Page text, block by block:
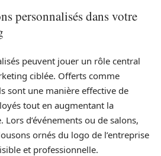
personnalisés dans votre
peuvent jouer un rôle central
ciblée. Offerts comme
sont une manière effective de
tout en augmentant la
d’événements ou de salons,
ornés du logo de l’entreprise
et professionnelle.